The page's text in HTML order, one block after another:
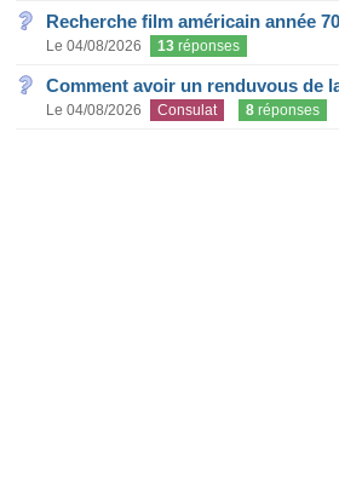
Recherche film américain année 70
Le 04/08/2026 13 réponses
Comment avoir un renduvous de
Le 04/08/2026 Consulat 8 réponses